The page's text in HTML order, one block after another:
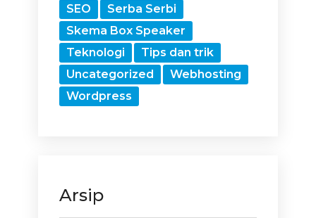
SEO
Serba Serbi
Skema Box Speaker
Teknologi
Tips dan trik
Uncategorized
Webhosting
Wordpress
Arsip